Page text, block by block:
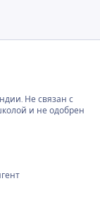
Не связан с
и не одобрен